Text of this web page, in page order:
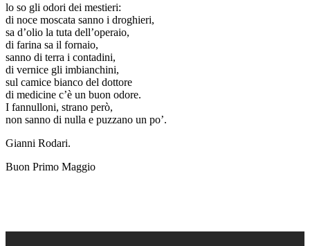
lo so gli odori dei mestieri:
di noce moscata sanno i droghieri,
sa d’olio la tuta dell’operaio,
di farina sa il fornaio,
sanno di terra i contadini,
di vernice gli imbianchini,
sul camice bianco del dottore
di medicine c’è un buon odore.
I fannulloni, strano però,
non sanno di nulla e puzzano un po’.
Gianni Rodari.
Buon Primo Maggio